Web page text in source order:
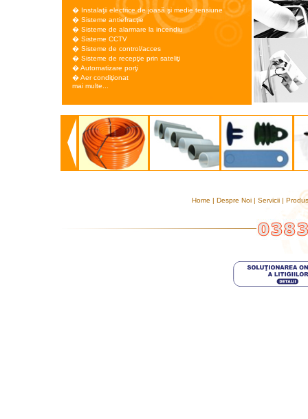
� Instalaţii electrice de joasă şi medie tensiune
� Sisteme antiefracţie
� Sisteme de alarmare la incendiu
� Sisteme CCTV
� Sisteme de control/acces
� Sisteme de recepţie prin sateliţi
�Automatizare porţi
�Aer condiţionat
mai multe...
Home | Despre Noi | Servicii |